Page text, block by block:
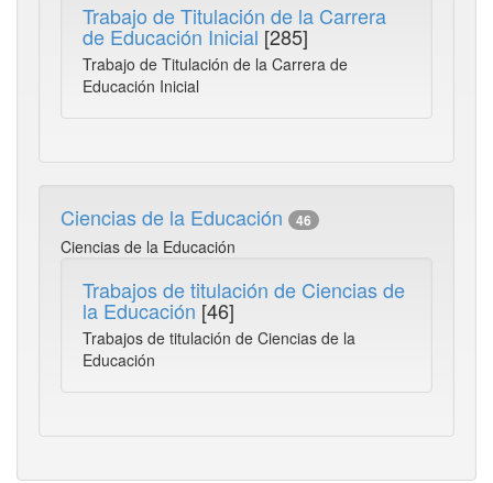
Trabajo de Titulación de la Carrera
de Educación Inicial [285]
Trabajo de Titulación de la Carrera de
Educación Inicial
Ciencias de la Educación 46
Ciencias de la Educación
Trabajos de titulación de Ciencias de
la Educación [46]
Trabajos de titulación de Ciencias de la
Educación